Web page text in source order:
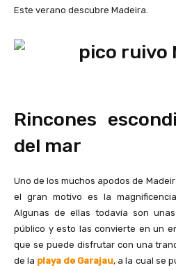
Este verano descubre Madeira.
Rincones
del mar
Uno de los muchos apodos de
el gran motivo es la
Algunas de ellas todavía son
público y esto las convierte en un
que se puede disfrutar con una
de la playa de Garajau, a la cual se